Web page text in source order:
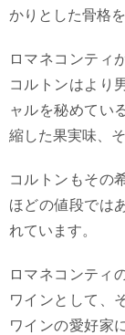
かりとした骨格
ロマネコンティ
コルトンはより
ャルを秘めてい
縮した果実味、
コルトンもその
ほどの値段では
れています。
ロマネコンティ
ワインとして、
ワインの愛好家